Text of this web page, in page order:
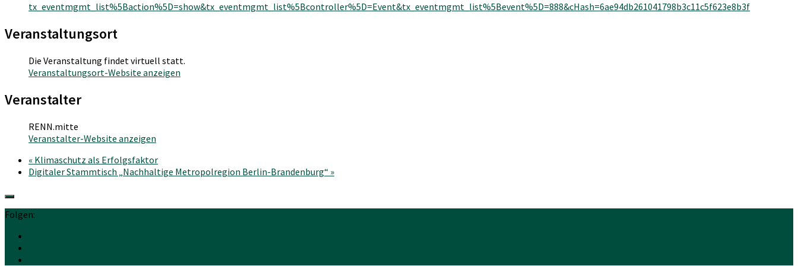
tx_eventmgmt_list%5Baction%5D=show&tx_eventmgmt_list%5Bcontroller%5D=Event&tx_eventmgmt_list%5Bevent%5D=888&cHash=6ae94db261041798b3c11c5f623e8b3f
Veranstaltungsort
Die Veranstaltung findet virtuell statt.
Veranstaltungsort-Website anzeigen
Veranstalter
RENN.mitte
Veranstalter-Website anzeigen
« Klimaschutz als Erfolgsfaktor
Digitaler Stammtisch „Nachhaltige Metropolregion Berlin-Brandenburg“ »
Folgen: